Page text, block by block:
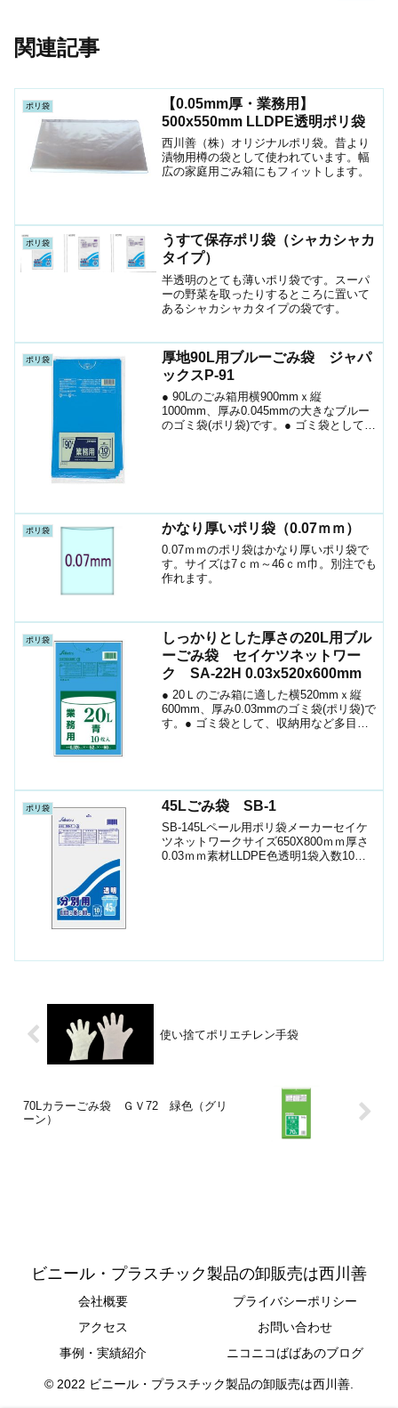
関連記事
ポリ袋
【0.05mm厚・業務用】
500x550mm LLDPE透明ポリ袋
西川善（株）オリジナルポリ袋。昔より
漬物用樽の袋として使われています。幅
広の家庭用ごみ箱にもフィットします。
ポリ袋
うすて保存ポリ袋（シャカシャカ
タイプ）
半透明のとても薄いポリ袋です。スーパ
ーの野菜を取ったりするところに置いて
あるシャカシャカタイプの袋です。
ポリ袋
厚地90L用ブルーごみ袋 ジャパ
ックスP-91
● 90Lのごみ箱用横900mmｘ縦
1000mm、厚み0.045mmの大きなブルー
のゴミ袋(ポリ袋)です。● ゴミ袋として、
ポリ袋 かなり厚いポリ袋（0.07ｍｍ）
0.07ｍｍのポリ袋はかなり厚いポリ袋で
す。サイズは7ｃｍ～46ｃｍ巾。別注でも
作れます。
ポリ袋
しっかりとした厚さの20L用ブル
ーごみ袋 セイケツネットワー
ク SA-22H 0.03x520x600mm
● 20Ｌのごみ箱に適した横520mmｘ縦
600mm、厚み0.03mmのゴミ袋(ポリ袋)で
す。● ゴミ袋として、収納用など多目的
ポリ袋 45Lごみ袋 SB-1
SB-145Lペール用ポリ袋メーカーセイケ
ツネットワークサイズ650X800ｍｍ厚さ
0.03ｍｍ素材LLDPE色透明1袋入数10枚
使い捨てポリエチレン手袋
70Lカラーごみ袋 ＧＶ72 緑色（グリ
ーン）
ビニール・プラスチック製品の卸販売は西川善
会社概要
プライバシーポリシー
アクセス
お問い合わせ
事例・実績紹介
ニコニコばばあのブログ
© 2022 ビニール・プラスチック製品の卸販売は西川善.